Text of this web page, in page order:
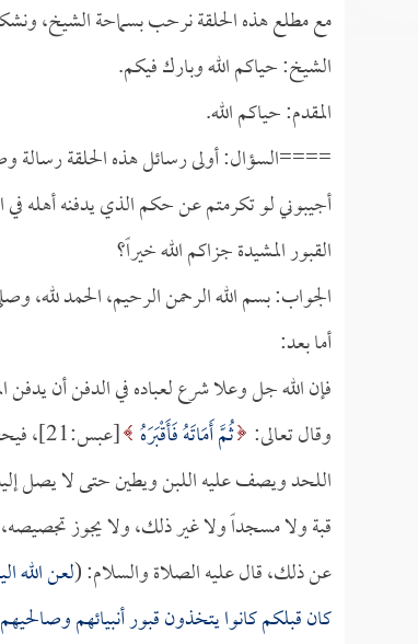
مع مطلع هذه الحلقة نرحب بسماحة الشيخ،
الشيخ: حياكم الله وبارك فيكم.
المقدم: حياكم الله.
====السؤال: أولى رسائل هذه الحلقة رسالة
أجيبوني لو تكرمتم عن حكم الذي يدفنه أهله
القبور المشيدة جزاكم الله خيراً؟
الجواب: بسم الله الرحمن الرحيم، الحمد لله،
أما بعد:
فإن الله جل وعلا شرع لعباده في الدفن أن يدفن
وقال تعالى: ثُمَّ أَمَاتَهُ فَأَقْبَرَهُ
اللحد ويصف عليه اللبن ويطين حتى لا يصل إليه
قبة ولا مسجداً ولا غير ذلك، ولا يجوز تجصيصه،
عن ذلك، قال عليه الصلاة والسلام: (لعن الله
كان قبلكم كانوا يتخذون قبور أنبيائهم